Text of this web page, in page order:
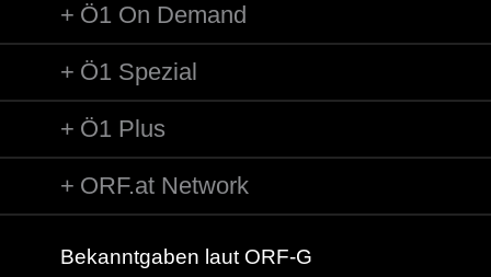
Ö1 On Demand
Ö1 Spezial
Ö1 Plus
ORF.at Network
Bekanntgaben laut ORF-G